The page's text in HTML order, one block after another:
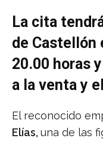
La cita
de Castellón
20.00 horas
a la venta y
El reconocido
Elías, una de las